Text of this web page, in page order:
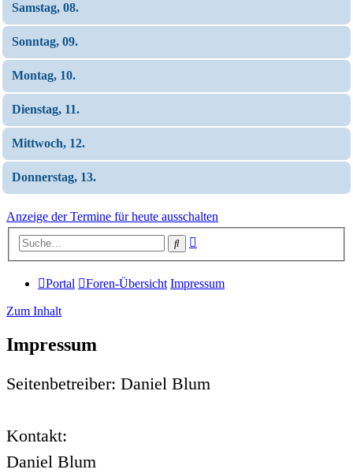
Samstag, 08.
Sonntag, 09.
Montag, 10.
Dienstag, 11.
Mittwoch, 12.
Donnerstag, 13.
Anzeige der Termine für heute ausschalten
Suche
Portal Foren-Übersicht Impressum
Zum Inhalt
Impressum
Seitenbetreiber: Daniel Blum
Kontakt:
Daniel Blum